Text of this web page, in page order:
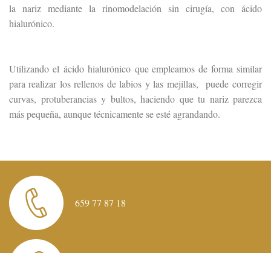
la nariz mediante la rinomodelación sin cirugía, con ácido
hialurónico.
Utilizando el ácido hialurónico que empleamos de forma similar
para realizar los rellenos de labios y las mejillas, puede corregir
curvas, protuberancias y bultos, haciendo que tu nariz parezca
más pequeña, aunque técnicamente se esté agrandando.
659 77 87 18